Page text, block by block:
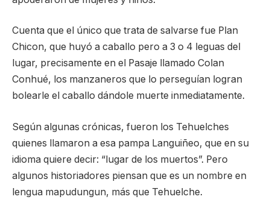
Cuenta que el único que trata de salvarse fue Plan
Chicon, que huyó a caballo pero a 3 o 4 leguas del
lugar, precisamente en el Pasaje llamado Colan
Conhué, los manzaneros que lo perseguían logran
bolearle el caballo dándole muerte inmediatamente.
Según algunas crónicas, fueron los Tehuelches
quienes llamaron a esa pampa Languiñeo, que en su
idioma quiere decir: “lugar de los muertos”. Pero
algunos historiadores piensan que es un nombre en
lengua mapudungun, más que Tehuelche.